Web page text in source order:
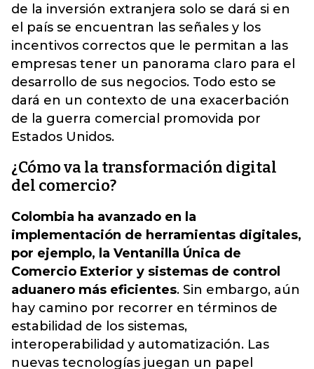
de la inversión extranjera solo se dará si en
el país se encuentran las señales y los
incentivos correctos que le permitan a las
empresas tener un panorama claro para el
desarrollo de sus negocios. Todo esto se
dará en un contexto de una exacerbación
de la guerra comercial promovida por
Estados Unidos.
¿Cómo va la transformación digital
del comercio?
Colombia ha avanzado en la
implementación de herramientas digitales,
por ejemplo, la Ventanilla Única de
Comercio Exterior y sistemas de control
aduanero más eficientes. Sin embargo, aún
hay camino por recorrer en términos de
estabilidad de los sistemas,
interoperabilidad y automatización. Las
nuevas tecnologías juegan un papel